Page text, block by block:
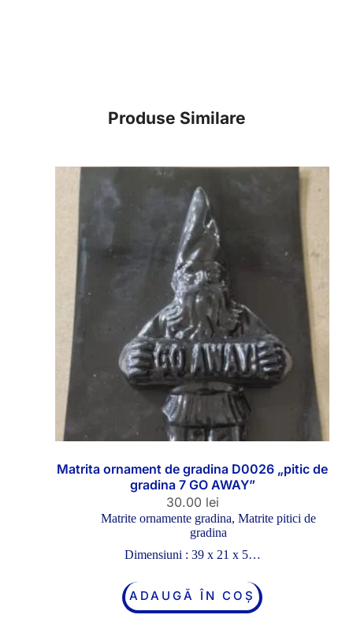
Produse Similare
Matrita ornament de gradina D0026 „pitic de
gradina 7 GO AWAY”
30.00 lei
Matrite ornamente gradina, Matrite pitici de
gradina
Dimensiuni : 39 x 21 x 5…
ADAUGĂ ÎN COȘ